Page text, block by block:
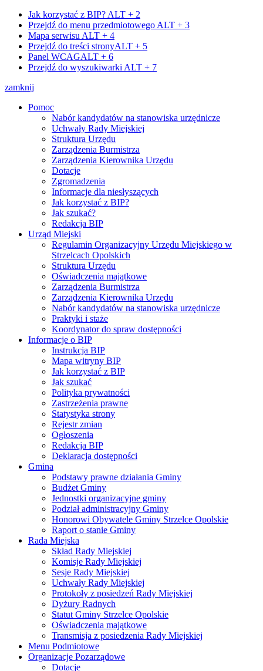
Jak korzystać z BIP? ALT + 2
Przejdź do menu przedmiotowego ALT + 3
Mapa serwisu ALT + 4
Przejdź do treści stronyALT + 5
Panel WCAGALT + 6
Przejdź do wyszukiwarki ALT + 7
zamknij
Pomoc
Nabór kandydatów na stanowiska urzędnicze
Uchwały Rady Miejskiej
Struktura Urzędu
Zarządzenia Burmistrza
Zarządzenia Kierownika Urzędu
Dotacje
Zgromadzenia
Informacje dla niesłyszących
Jak korzystać z BIP?
Jak szukać?
Redakcja BIP
Urząd Miejski
Regulamin Organizacyjny Urzędu Miejskiego w
Strzelcach Opolskich
Struktura Urzędu
Oświadczenia majątkowe
Zarządzenia Burmistrza
Zarządzenia Kierownika Urzędu
Nabór kandydatów na stanowiska urzędnicze
Praktyki i staże
Koordynator do spraw dostępności
Informacje o BIP
Instrukcja BIP
Mapa witryny BIP
Jak korzystać z BIP
Jak szukać
Polityka prywatności
Zastrzeżenia prawne
Statystyka strony
Rejestr zmian
Ogłoszenia
Redakcja BIP
Deklaracja dostępności
Gmina
Podstawy prawne działania Gminy
Budżet Gminy
Jednostki organizacyjne gminy
Podział administracyjny Gminy
Honorowi Obywatele Gminy Strzelce Opolskie
Raport o stanie Gminy
Rada Miejska
Skład Rady Miejskiej
Komisje Rady Miejskiej
Sesje Rady Miejskiej
Uchwały Rady Miejskiej
Protokoły z posiedzeń Rady Miejskiej
Dyżury Radnych
Statut Gminy Strzelce Opolskie
Oświadczenia majątkowe
Transmisja z posiedzenia Rady Miejskiej
Menu Podmiotowe
Organizacje Pozarządowe
Dotacje